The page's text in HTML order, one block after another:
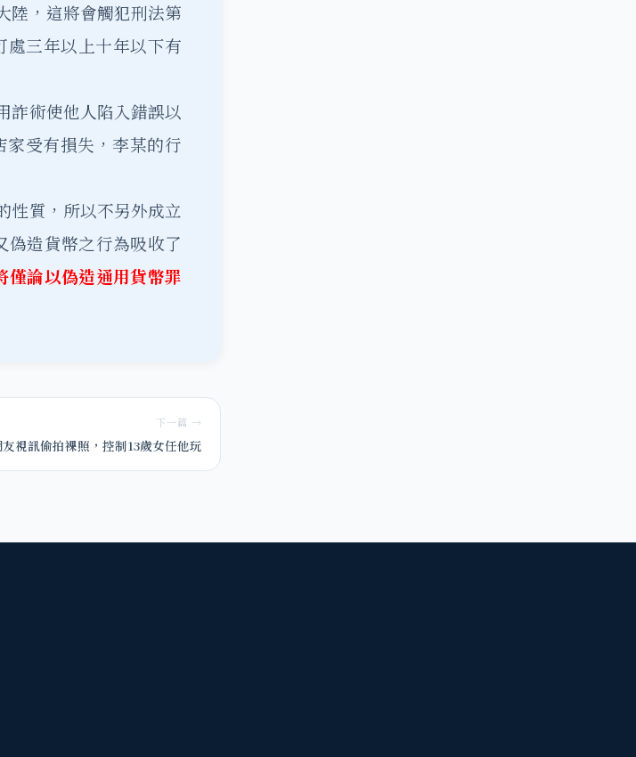
陸，這將會觸犯刑法第
處三年以上十年以下有
詐術使他人陷入錯誤以
受有損失，李某的行
性質，所以不另外成立
偽造貨幣之行為吸收了
僅論以偽造通用貨幣罪
下一篇 →
友視訊偷拍裸照，控制13歲女任他玩